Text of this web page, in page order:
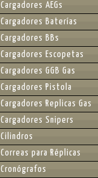
Cargadores AEGs
Cargadores Baterías
Cargadores BBs
Cargadores Escopetas
Cargadores GGB Gas
Cargadores Pistola
Cargadores Replicas Gas
Cargadores Snipers
Cilindros
Correas para Réplicas
Cronógrafos